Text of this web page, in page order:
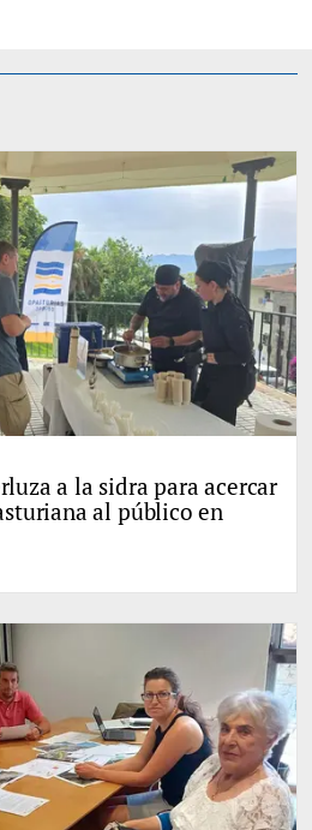
a la sidra para acercar
al público en